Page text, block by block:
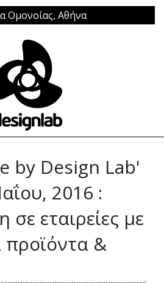
Αθήνα
by Design Lab'
2016 :
εταιρείες με
προϊόντα &